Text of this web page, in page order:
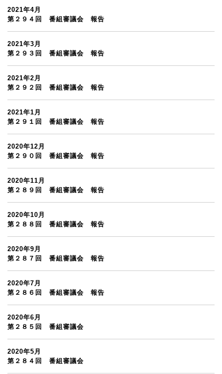
2021年4月
第２９４回 番組審議会 報告
2021年3月
第２９３回 番組審議会 報告
2021年2月
第２９２回 番組審議会 報告
2021年1月
第２９１回 番組審議会 報告
2020年12月
第２９０回 番組審議会 報告
2020年11月
第２８９回 番組審議会 報告
2020年10月
第２８８回 番組審議会 報告
2020年9月
第２８７回 番組審議会 報告
2020年7月
第２８６回 番組審議会 報告
2020年6月
第２８５回 番組審議会
2020年5月
第２８４回 番組審議会